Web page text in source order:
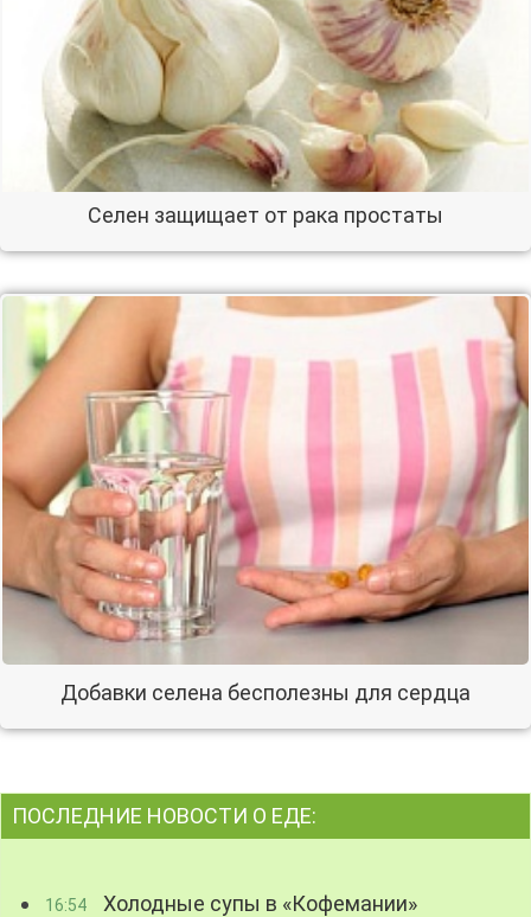
Селен защищает от рака простаты
Добавки селена бесполезны для сердца
ПОСЛЕДНИЕ НОВОСТИ О ЕДЕ:
16:54 Холодные супы в «Кофемании»